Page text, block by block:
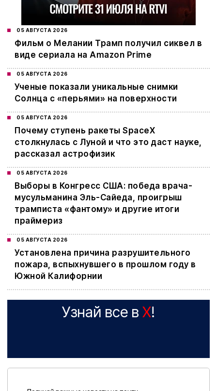
05 АВГУСТА 2026
Фильм о Мелании Трамп получил сиквел в
виде сериала на Amazon Prime
05 АВГУСТА 2026
Ученые показали уникальные снимки
Солнца с «перьями» на поверхности
05 АВГУСТА 2026
Почему ступень ракеты SpaceX
столкнулась с Луной и что это даст науке,
рассказал астрофизик
05 АВГУСТА 2026
Выборы в Конгресс США: победа врача-
мусульманина Эль-Сайеда, проигрыш
трамписта «фантому» и другие итоги
праймериз
05 АВГУСТА 2026
Установлена причина разрушительного
пожара, вспыхнувшего в прошлом году в
Южной Калифорнии
Узнай все в X!